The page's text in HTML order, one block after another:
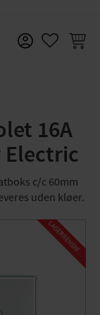
16A
Electric
c/c 60mm
uden kløer.
L
A
G
E
R
R
E
N
S
N
I
N
G